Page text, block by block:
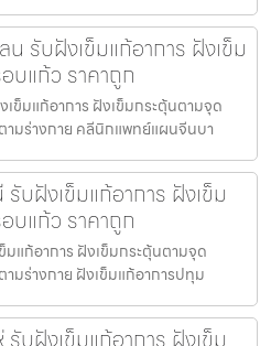
รับฝังเข็มแก้อาการ ฝังเข็ม
บแก้ว ราคาถูก
ข็มแก้อาการ ฝังเข็มกระตุ้นตามจุด
ามร่างกาย คลีนิกแพทย์แผนจีนบา
บฝังเข็มแก้อาการ ฝังเข็ม
บแก้ว ราคาถูก
แก้อาการ ฝังเข็มกระตุ้นตามจุด
ามร่างกาย ฝังเข็มแก้อาการปทุม